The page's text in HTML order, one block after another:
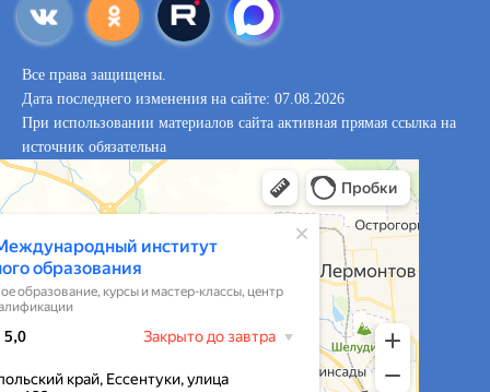
Все права защищены.
Дата последнего изменения на сайте: 07.08.2026
При использовании материалов сайта активная прямая ссылка на
источник обязательна